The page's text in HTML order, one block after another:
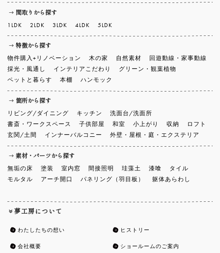
間取りから探す
1LDK 2LDK 3LDK 4LDK 5LDK
特徴から探す
物件購入+リノベーション 木の家 自然素材
回遊動線・家事動線
採光・風通し
インテリアこだわり
グリーン・観葉植物
ペットと暮らす
本棚 ハンモック
箇所から探す
リビング/ダイニング キッチン
洗面台/洗面所
書斎・ワークスペース
子供部屋 和室 小上がり 収納
ロフト
玄関/土間
インナーバルコニー 外壁・屋根・庭・エクステリア
素材・パーツから探す
無垢の床 塗装 室内窓 間接照明 珪藻土 漆喰
タイル
モルタル
アーチ開口 パネリング（羽目板） 躯体あらわし
夢工房について
わたしたちの想い ヒストリー
会社概要 ショールームのご案内